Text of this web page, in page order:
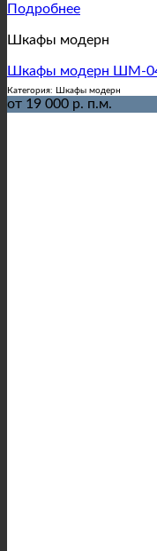
Подробнее
Шкафы модерн
Шкафы модерн ШМ-
Категория: Шкафы модерн
от 19 000 р. п.м.